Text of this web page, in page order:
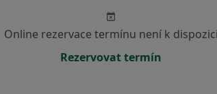
Online rezervace termínu není k dispozici
Rezervovat termín